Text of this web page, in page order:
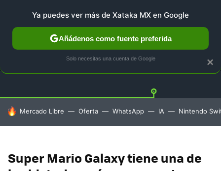
GUÍA DE COMPRAS MERCADO LIBRE
HOY SE HABLA DE
Mercado Libre Oferta WhatsApp IA Nintendo
Super Mario Galaxy tiene una de
×
Ya puedes ver más de Xataka MX en Google
Añádenos como fuente preferida
Solo necesitas una cuenta de Google